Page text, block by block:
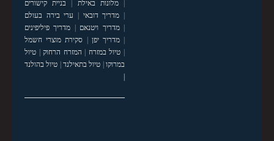
|מלונות באילת | בניית קישורים
| מדריך דובאי | ערי בירה בעולם
|מדריך ויטנאם | מדריך פיליפינים
|מדריך יפן | סקירת מוצרי חשמל
| טיול במזרח | המזרח הרחוק| טיול
במרוקו| טיול בתאילנד| טיול בהולנד
|